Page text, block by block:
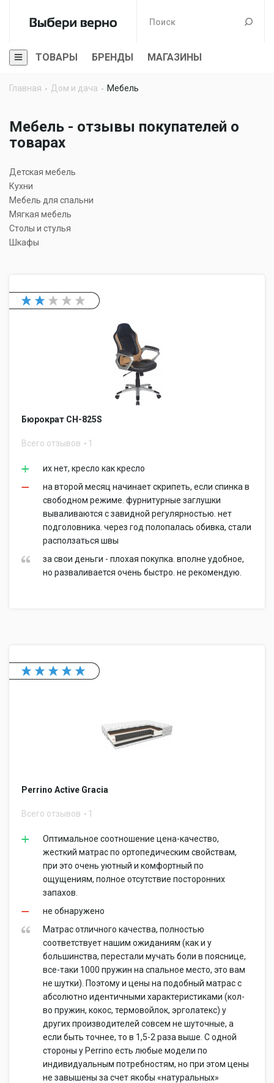
ТОВАРЫ БРЕНДЫ МАГАЗИНЫ
Главная Дом и дача Мебель
Мебель - отзывы покупателей о
товарах
Детская мебель
Кухни
Мебель для спальни
Мягкая мебель
Столы и стулья
Шкафы
Бюрократ CH-825S
Всего отзывов 1
их нет, кресло как кресло
на второй месяц начинает скрипеть, если спинка в
свободном режиме. фурнитурные заглушки
вываливаются с завидной регулярностью. нет
подголовника. через год полопалась обивка, стали
расползаться швы
за свои деньги - плохая покупка. вполне удобное,
но разваливается очень быстро. не рекомендую.
Perrino Active Gracia
Всего отзывов 1
Оптимальное соотношение цена-качество,
жесткий матрас по ортопедическим свойствам,
при это очень уютный и комфортный по
ощущениям, полное отсутствие посторонних
запахов.
не обнаружено
Матрас отличного качества, полностью
соответствует нашим ожиданиям (как и у
большинства, перестали мучать боли в пояснице,
все-таки 1000 пружин на спальное место, это вам
не шутки). Поэтому и цены на подобный матрас с
абсолютно идентичными характеристиками (кол-
во пружин, кокос, термовойлок, эрголатекс) у
других производителей совсем не шуточные, а
если быть точнее, то в 1,5-2 раза выше. С одной
стороны у Perrino есть любые модели по
индивидуальным потребностям, но при этом цены
не завышены за счет якобы «натуральных»